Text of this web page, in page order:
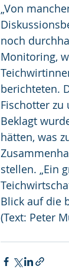
„Von
noch
Monitoring,
berichteten.
Fischotter zu
Beklagt
hätten, was
stellen. „Ein
Blick auf die
(Text: Peter